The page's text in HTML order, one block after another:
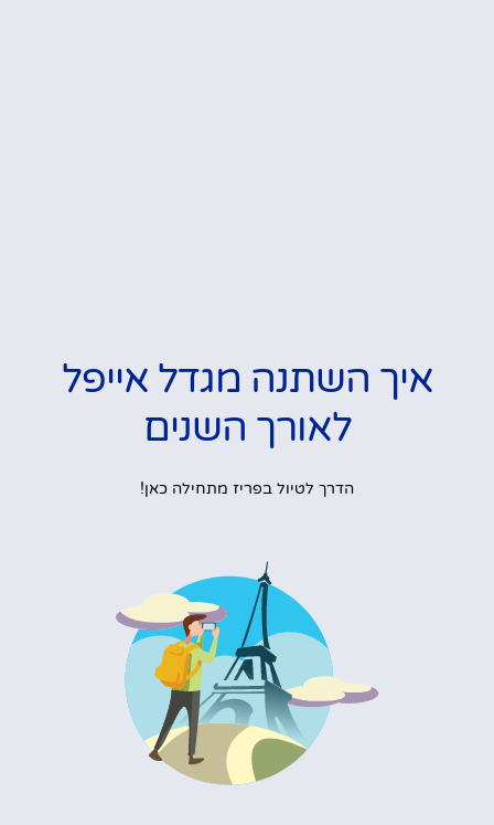
איך השתנה מגדל אייפל
לאורך השנים
הדרך לטיול בפריז מתחילה כאן!